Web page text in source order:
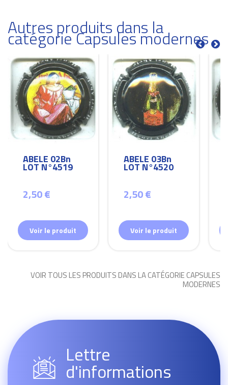
Autres produits dans la
catégorie Capsules modernes
ABELE 02Bn
LOT N°4519
2,50 €
Voir le produit
ABELE 03Bn
LOT N°4520
2,50 €
Voir le produit
VOIR TOUS LES PRODUITS DANS LA CATÉGORIE CAPSULES
MODERNES
Lettre
d'informations